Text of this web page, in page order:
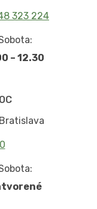
323 224
– 12.30